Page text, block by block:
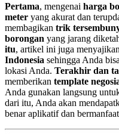
Pertama, mengenai harga
meter yang akurat dan
membagikan trik
borongan yang jarang
itu, artikel ini juga menyajikan
Indonesia sehingga Anda
lokasi Anda. Terakhir dan
memberikan template
Anda gunakan langsung
dari itu, Anda akan
benar aplikatif dan